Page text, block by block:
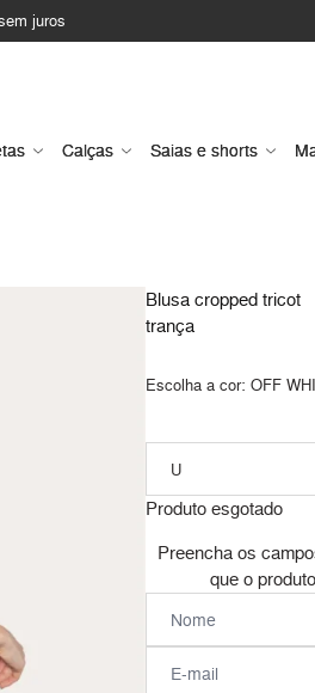
juros
Calças Saias e shorts
Blusa cropped tricot
trança
Escolha a cor: OFF
Produto esgotado
Preencha os
que o